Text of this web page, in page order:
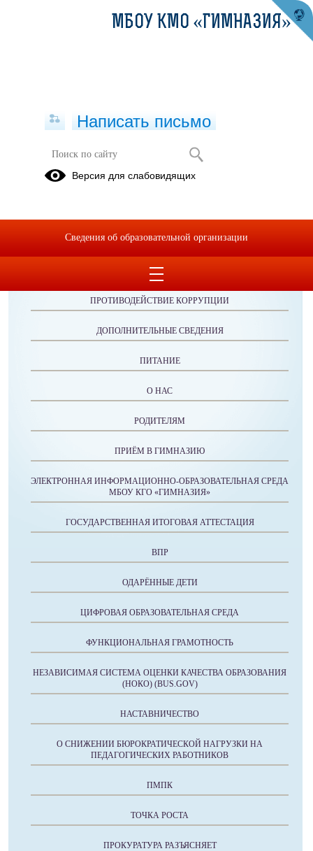
Публикации за 23.05.2026
ОБРАЩЕНИЯ ГРАЖДАН
ПРОТИВОДЕЙСТВИЕ КОРРУПЦИИ
ДОПОЛНИТЕЛЬНЫЕ СВЕДЕНИЯ
ПИТАНИЕ
О НАС
РОДИТЕЛЯМ
ПРИЁМ В ГИМНАЗИЮ
ЭЛЕКТРОННАЯ ИНФОРМАЦИОННО-ОБРАЗОВАТЕЛЬНАЯ СРЕДА
МБОУ КГО «ГИМНАЗИЯ»
ГОСУДАРСТВЕННАЯ ИТОГОВАЯ АТТЕСТАЦИЯ
ВПР
ОДАРЁННЫЕ ДЕТИ
ЦИФРОВАЯ ОБРАЗОВАТЕЛЬНАЯ СРЕДА
ФУНКЦИОНАЛЬНАЯ ГРАМОТНОСТЬ
НЕЗАВИСИМАЯ СИСТЕМА ОЦЕНКИ КАЧЕСТВА ОБРАЗОВАНИЯ
(НОКО) (BUS.GOV)
НАСТАВНИЧЕСТВО
О СНИЖЕНИИ БЮРОКРАТИЧЕСКОЙ НАГРУЗКИ НА
ПЕДАГОГИЧЕСКИХ РАБОТНИКОВ
ПМПК
ТОЧКА РОСТА
ПРОКУРАТУРА РАЗЪЯСНЯЕТ
МБОУ КМО «ГИМНАЗИЯ»
Написать письмо
Версия для слабовидящих
Сведения об образовательной организации